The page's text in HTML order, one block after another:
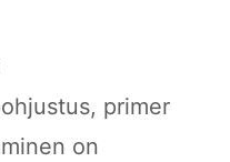
, primer
on